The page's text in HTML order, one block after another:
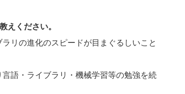
ください。
リの進化のスピードが目まぐるしいこと
語・ライブラリ・機械学習等の勉強を続